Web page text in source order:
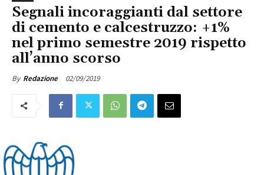
Segnali incoraggianti dal settore
di cemento e calcestruzzo: +1%
nel primo semestre 2019 rispetto
all’anno scorso
By Redazione 02/09/2019